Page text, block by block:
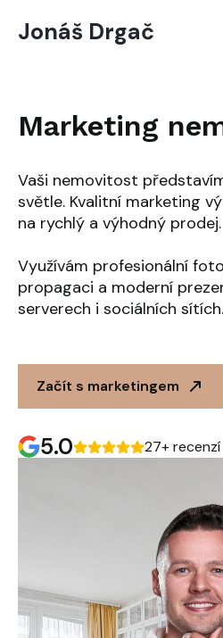
Jonáš Drgač
Marketing
Vaši nemovitost
světle. Kvalitní marketing
na rychlý a výhodný prodej.
Využívám profesionální
propagaci a moderní
serverech i sociálních sítích.
Začít s marketingem
5.0 27+ recenzí